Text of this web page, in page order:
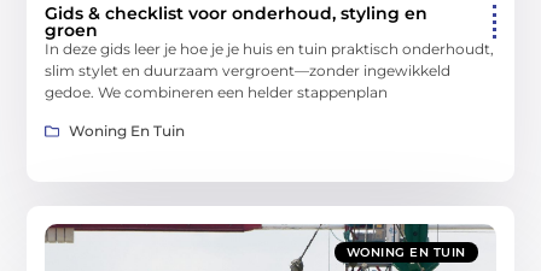
Gids & checklist voor onderhoud, styling en
groen
In deze gids leer je hoe je je huis en tuin praktisch onderhoudt,
slim stylet en duurzaam vergroent—zonder ingewikkeld
gedoe. We combineren een helder stappenplan
Woning En Tuin
WONING EN TUIN